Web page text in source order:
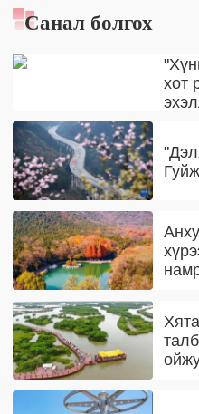
Санал болгох
хот